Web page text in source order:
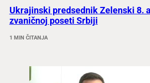
Ukrajinski predsednik Zelenski 8.
zvaničnoj poseti Srbiji
1 MIN ČITANJA